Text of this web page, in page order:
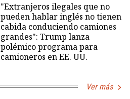
"Extranjeros ilegales que no
pueden hablar inglés no tienen
cabida conduciendo camiones
grandes": Trump lanza
polémico programa para
camioneros en EE. UU.
Ver más